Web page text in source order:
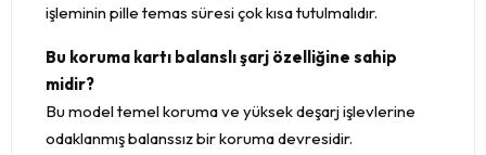
işleminin pille temas süresi çok kısa tutulmalıdır.
Bu koruma kartı balanslı şarj özelliğine sahip
midir?
Bu model temel koruma ve yüksek deşarj işlevlerine
odaklanmış balanssız bir koruma devresidir.